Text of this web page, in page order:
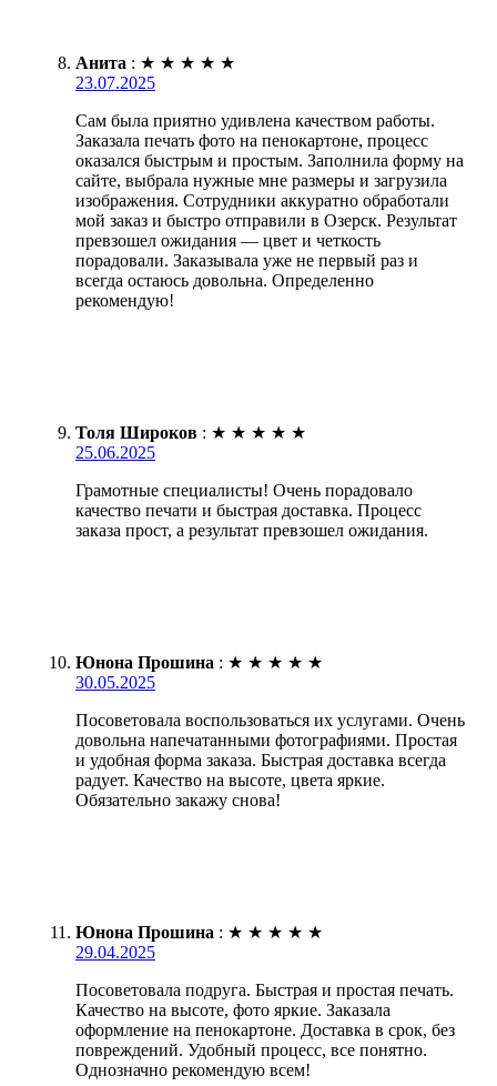
Анита : ★ ★ ★ ★ ★
23.07.2025
Сам была приятно удивлена качеством работы.
Заказала печать фото на пенокартоне, процесс
оказался быстрым и простым. Заполнила форму на
сайте, выбрала нужные мне размеры и загрузила
изображения. Сотрудники аккуратно обработали
мой заказ и быстро отправили в Озерск. Результат
превзошел ожидания — цвет и четкость
порадовали. Заказывала уже не первый раз и
всегда остаюсь довольна. Определенно
рекомендую!
Толя Широков : ★ ★ ★ ★ ★
25.06.2025
Грамотные специалисты! Очень порадовало
качество печати и быстрая доставка. Процесс
заказа прост, а результат превзошел ожидания.
Юнона Прошина : ★ ★ ★ ★ ★
30.05.2025
Посоветовала воспользоваться их услугами. Очень
довольна напечатанными фотографиями. Простая
и удобная форма заказа. Быстрая доставка всегда
радует. Качество на высоте, цвета яркие.
Обязательно закажу снова!
Юнона Прошина : ★ ★ ★ ★ ★
29.04.2025
Посоветовала подруга. Быстрая и простая печать.
Качество на высоте, фото яркие. Заказала
оформление на пенокартоне. Доставка в срок, без
повреждений. Удобный процесс, все понятно.
Однозначно рекомендую всем!